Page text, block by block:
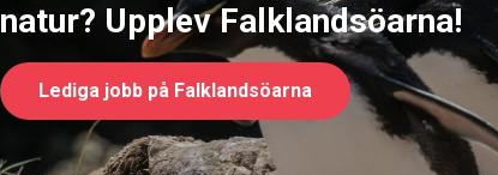
natur? Upplev Falklandsöarna!
Lediga jobb på Falklandsöarna